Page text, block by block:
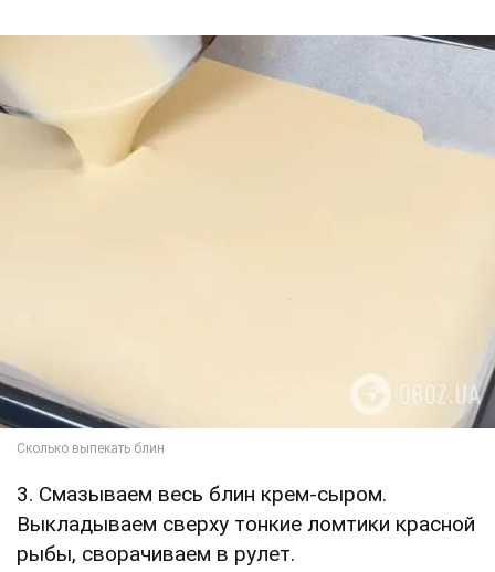
3. Смазываем весь блин крем-сыром.
Выкладываем сверху тонкие ломтики красной
рыбы, сворачиваем в рулет.